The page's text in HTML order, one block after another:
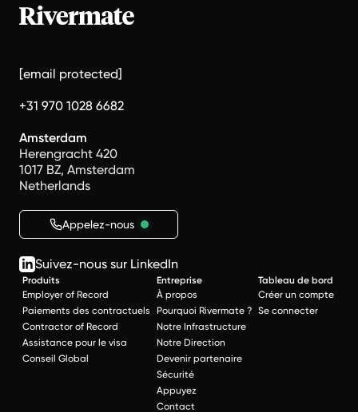
[email protected]
+31 970 1028 6682
Amsterdam
Herengracht 420
1017 BZ, Amsterdam
Netherlands
Appelez-nous
Suivez-nous sur LinkedIn
Produits
Employer of Record
Paiements des contractuels
Contractor of Record
Assistance pour le visa
Conseil Global
Entreprise
À propos
Pourquoi Rivermate ?
Notre Infrastructure
Notre Direction
Devenir partenaire
Sécurité
Appuyez
Contact
Tableau de bord
Créer un compte
Se connecter